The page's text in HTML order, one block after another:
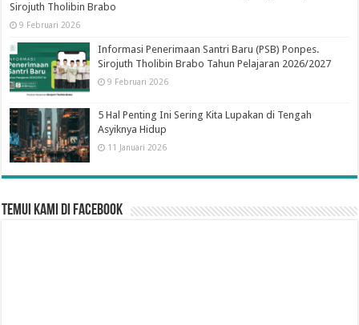
Sirojuth Tholibin Brabo
9 Februari 2026
Informasi Penerimaan Santri Baru (PSB) Ponpes.
Sirojuth Tholibin Brabo Tahun Pelajaran 2026/2027
9 Februari 2026
5 Hal Penting Ini Sering Kita Lupakan di Tengah
Asyiknya Hidup
11 Januari 2026
Temui Kami di Facebook